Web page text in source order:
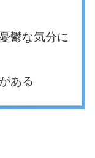
鬱な気分に
ある